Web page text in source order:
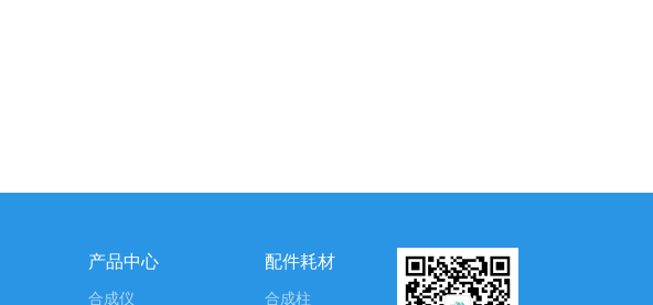
产品中心
合成仪
配件耗材
合成柱